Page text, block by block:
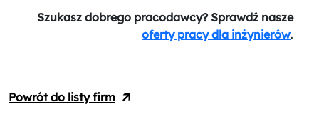
Szukasz dobrego pracodawcy? Sprawdź nasze
oferty pracy dla inżynierów.
Powrót do listy firm